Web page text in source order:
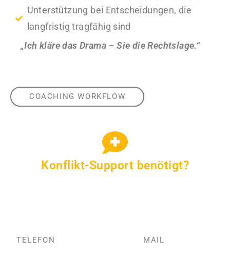
Unterstützung bei Entscheidungen, die
langfristig tragfähig sind
„Ich kläre das Drama – Sie die Rechtslage.“
COACHING WORKFLOW
Konflikt-Support benötigt?
TELEFON MAIL